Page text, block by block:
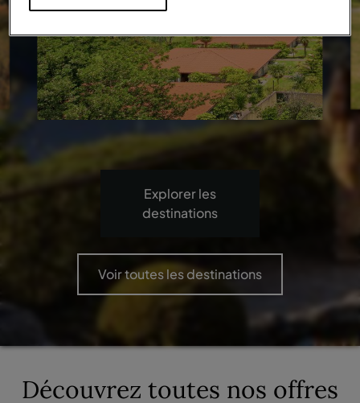
Explorer les
destinations
Voir toutes les destinations
Découvrez toutes nos offres